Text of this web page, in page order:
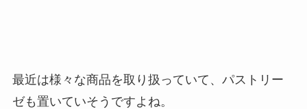
最近は様々な商品を取り扱っていて、パストリー
ゼも置いていそうですよね。